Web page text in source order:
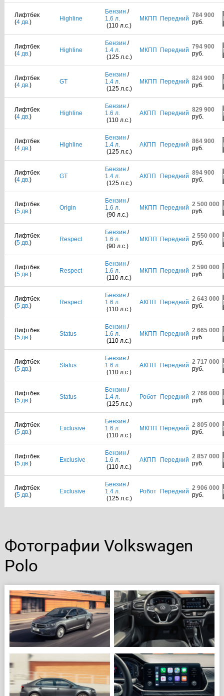
Лифтбек
(4 дв.) Highline
Бензин /
1.6 л.
(110 л.с.)
МКПП Передний 784 900
руб.
Лифтбек
(4 дв.) Highline
Бензин /
1.4 л.
(125 л.с.)
МКПП Передний 794 900
руб.
Лифтбек
(4 дв.) GT
Бензин /
1.4 л.
(125 л.с.)
МКПП Передний 824 900
руб.
Лифтбек
(4 дв.) Highline
Бензин /
1.6 л.
(110 л.с.)
АКПП Передний 829 900
руб.
Лифтбек
(4 дв.) Highline
Бензин /
1.4 л.
(125 л.с.)
АКПП Передний 864 900
руб.
Лифтбек
(4 дв.) GT
Бензин /
1.4 л.
(125 л.с.)
АКПП Передний 894 900
руб.
Лифтбек
(5 дв.) Origin
Бензин /
1.6 л.
(90 л.с.)
МКПП Передний 2 500 000
руб.
Лифтбек
(5 дв.) Respect
Бензин /
1.6 л.
(90 л.с.)
МКПП Передний 2 550 000
руб.
Лифтбек
(5 дв.) Respect
Бензин /
1.6 л.
(110 л.с.)
МКПП Передний 2 590 000
руб.
Лифтбек
(5 дв.) Respect
Бензин /
1.6 л.
(110 л.с.)
АКПП Передний 2 643 000
руб.
Лифтбек
(5 дв.) Status
Бензин /
1.6 л.
(110 л.с.)
МКПП Передний 2 665 000
руб.
Лифтбек
(5 дв.) Status
Бензин /
1.6 л.
(110 л.с.)
АКПП Передний 2 717 000
руб.
Лифтбек
(5 дв.) Status
Бензин /
1.4 л.
(125 л.с.)
Робот Передний 2 766 000
руб.
Лифтбек
(5 дв.) Exclusive
Бензин /
1.6 л.
(110 л.с.)
МКПП Передний 2 805 000
руб.
Лифтбек
(5 дв.) Exclusive
Бензин /
1.6 л.
(110 л.с.)
АКПП Передний 2 857 000
руб.
Лифтбек
(5 дв.) Exclusive
Бензин /
1.4 л.
(125 л.с.)
Робот Передний 2 906 000
руб.
Фотографии Volkswagen
Polo